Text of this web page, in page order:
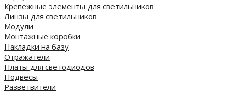
Крепежные элементы для светильников
Линзы для светильников
Модули
Монтажные коробки
Накладки на базу
Отражатели
Платы для светодиодов
Подвесы
Разветвители